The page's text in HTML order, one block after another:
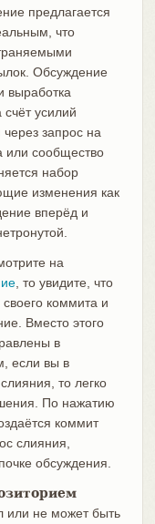
предлагается
что
Обсуждение
выработка
усилий
запрос на
или сообщество
набор
изменения как
вперёд и
на
, то увидите, что
коммита и
Вместо этого
в
если вы в
то легко
По нажатию
коммит
слияния,
обсуждения.
или не может быть